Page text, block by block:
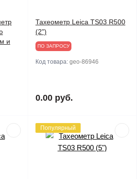
и
Тахеометр Leica TS03 R500
(2")
ПО ЗАПРОСУ
Код товара: geo-86946
0.00 руб.
Популярный